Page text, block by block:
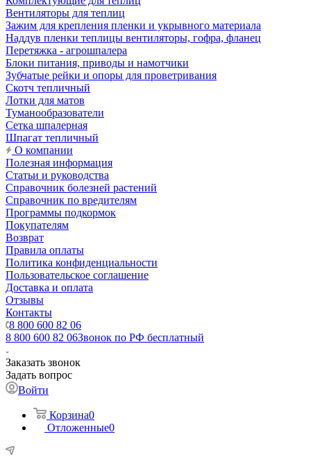
Вентиляторы для теплиц
Зажим для крепления пленки и укрывного материала
Наддув пленки теплицы вентиляторы, гофра, фланец
Перетяжка - агрошпалера
Блоки питания, приводы и намотчики
Зубчатые рейки и опоры для проветривания
Скотч тепличный
Лотки для матов
Туманообразователи
Сетка шпалерная
Шпагат тепличный
О компании
Полезная информация
Статьи и руководства
Справочник болезней растений
Справочник по вредителям
Программы подкормок
Покупателям
Возврат
Правила оплаты
Политика конфиденциальности
Пользовательское соглашение
Доставка и оплата
Отзывы
Контакты
8 800 600 82 06
8 800 600 82 06Звонок по РФ бесплатный
Заказать звонок
Задать вопрос
Войти
Корзина0
Отложенные0